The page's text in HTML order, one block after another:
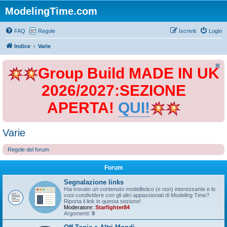
ModelingTime.com
FAQ Regole Login
Iscriviti
Indice Varie
Group Build MADE IN UK
2026/2027:SEZIONE
APERTA! QUI!
Varie
Regole del forum
Forum
Segnalazione links
Hai trovato un contenuto modellistico (e non) interessante e lo
vuoi condividere con gli altri appassionati di Modeling Time?
Riporta il link in questa sezione!
Moderatore: Starfighter84
Argomenti: 9